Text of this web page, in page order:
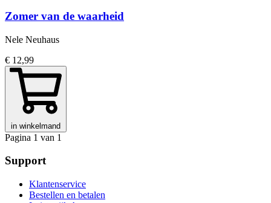
Zomer van de waarheid
Nele Neuhaus
€ 12,99
in winkelmand
Pagina 1 van 1
Support
Klantenservice
Bestellen en betalen